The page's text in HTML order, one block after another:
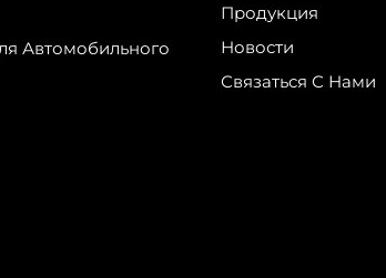
Автомобильного
Продукция
Новости
Связаться С Нами